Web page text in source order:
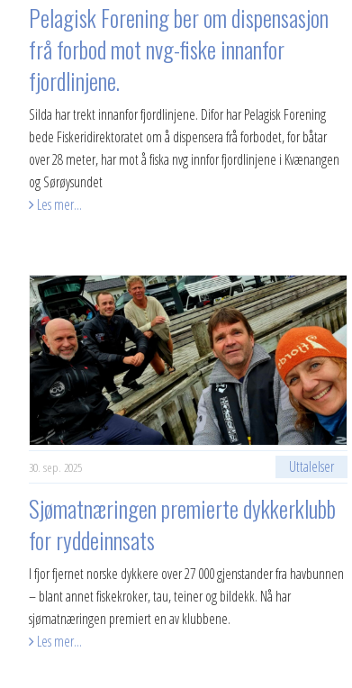
Pelagisk Forening ber om dispensasjon
frå forbod mot nvg-fiske innanfor
fjordlinjene.
Silda har trekt innanfor fjordlinjene. Difor har Pelagisk Forening
bede Fiskeridirektoratet om å dispensera frå forbodet, for båtar
over 28 meter, har mot å fiska nvg innfor fjordlinjene i Kvænangen
og Sørøysundet
Les mer...
30. sep. 2025 Uttalelser
Sjømatnæringen premierte dykkerklubb
for ryddeinnsats
I fjor fjernet norske dykkere over 27 000 gjenstander fra havbunnen
– blant annet fiskekroker, tau, teiner og bildekk. Nå har
sjømatnæringen premiert en av klubbene.
Les mer...